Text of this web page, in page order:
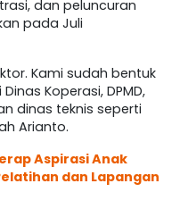
dan peluncuran
pada Juli
Kami sudah bentuk
Koperasi, DPMD,
dinas teknis seperti
Arianto.
Aspirasi Anak
dan Lapangan